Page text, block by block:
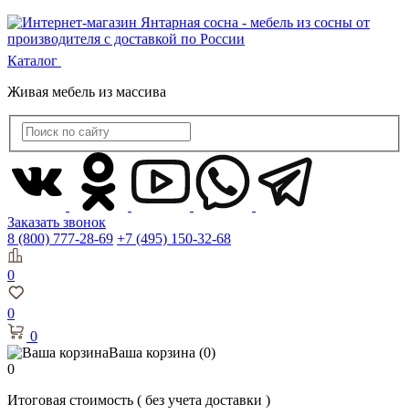
Каталог
Живая мебель из массива
Заказать звонок
8 (800) 777-28-69 +7 (495) 150-32-68
0
0
0
Ваша корзина (0)
0
Итоговая стоимость ( без учета доставки )